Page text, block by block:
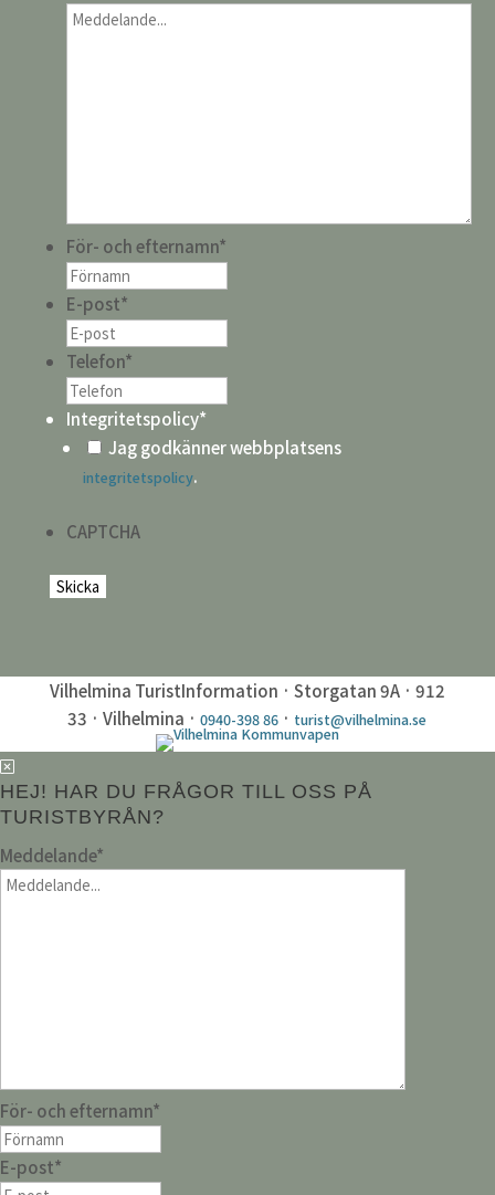
För- och efternamn*
E-post*
Telefon*
Integritetspolicy*
Jag godkänner webbplatsens
integritetspolicy.
CAPTCHA
Vilhelmina TuristInformation · Storgatan 9A · 912
33 · Vilhelmina ·0940-398 86 · turist@vilhelmina.se
HEJ! HAR DU FRÅGOR TILL OSS PÅ
TURISTBYRÅN?
Meddelande*
För- och efternamn*
E-post*